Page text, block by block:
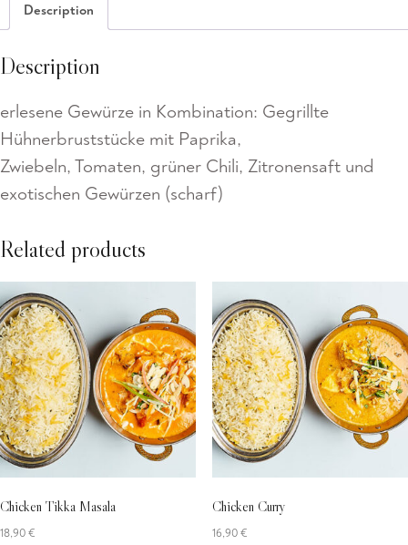
Description
Description
erlesene Gewürze in Kombination: Gegrillte
Hühnerbruststücke mit Paprika,
Zwiebeln, Tomaten, grüner Chili, Zitronensaft und
exotischen Gewürzen (scharf)
Related products
Chicken Tikka Masala
18,90€
Chicken Curry
16,90€